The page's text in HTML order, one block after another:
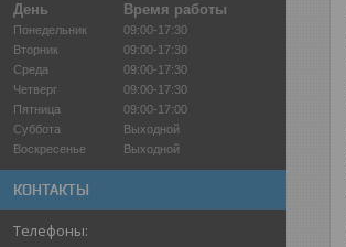
День
Время работы
Понедельник
09:00-17:30
Вторник
09:00-17:30
Среда
09:00-17:30
Четверг
09:00-17:30
Пятница
09:00-17:00
Суббота
Выходной
Воскресенье
Выходной
КОНТАКТЫ